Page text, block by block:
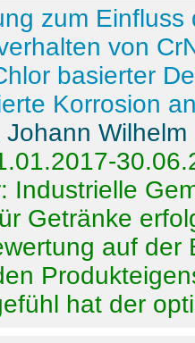
zum
von
basierter
Korrosion
Johann
Industrielle
Getränke
auf der
hat der